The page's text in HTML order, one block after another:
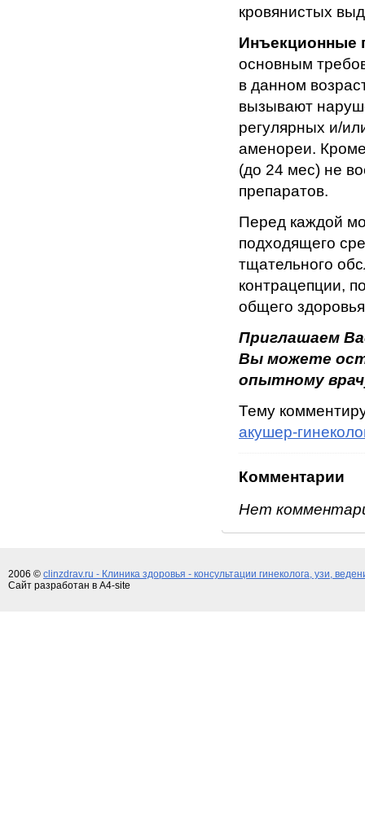
кровянистых
Инъекционные
основным
в данном
вызывают
регулярных и/
аменореи.
(до 24 мес) не
препаратов.
Перед каждой
подходящего
тщательного
контрацепции,
общего
Приглашаем
Вы можете
опытному
Тему
акушер-
Комментарии
Нет
2006 © clinzdrav.ru - Клиника здоровья - консультации гинеколога, узи,
Сайт разработан в A4-site